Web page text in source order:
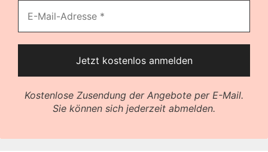
Kostenlose Zusendung der Angebote per E-Mail.
Sie können sich jederzeit abmelden.